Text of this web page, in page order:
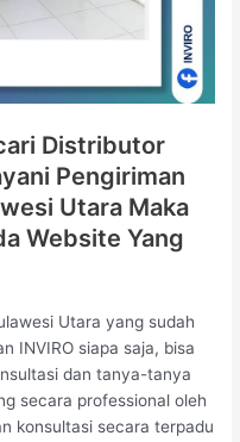
Distributor
Pengiriman
Utara Maka
Website Yang
Utara yang sudah
INVIRO siapa saja, bisa
dan tanya-tanya
secara professional oleh
konsultasi secara terpadu